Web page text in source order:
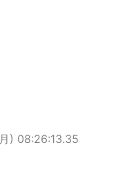
) 08:26:13.35